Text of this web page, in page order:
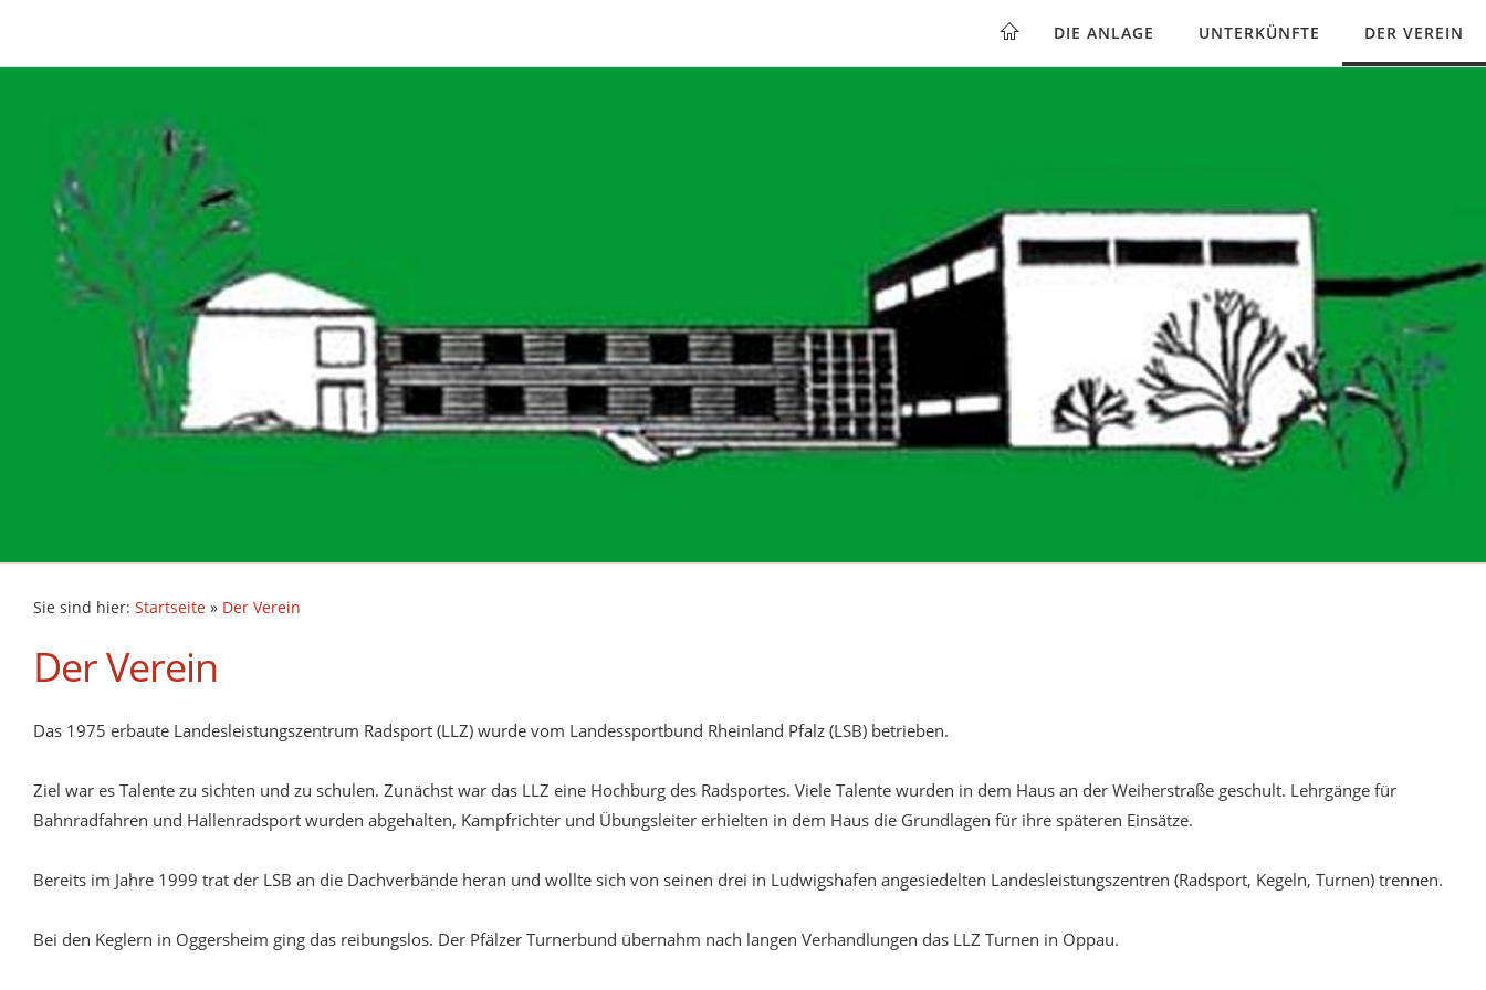
DIE ANLAGE UNTERKÜNFTE DER VEREIN
Sie sind hier: Startseite » Der Verein
Der Verein
Das 1975 erbaute Landesleistungszentrum Radsport (LLZ) wurde vom Landessportbund Rheinland Pfalz (LSB) betrieben.
Ziel war es Talente zu sichten und zu schulen. Zunächst war das LLZ eine Hochburg des Radsportes. Viele Talente wurden in dem Haus an der Weiherstraße geschult. Lehrgänge für
Bahnradfahren und Hallenradsport wurden abgehalten, Kampfrichter und Übungsleiter erhielten in dem Haus die Grundlagen für ihre späteren Einsätze.
Bereits im Jahre 1999 trat der LSB an die Dachverbände heran und wollte sich von seinen drei in Ludwigshafen angesiedelten Landesleistungszentren (Radsport, Kegeln, Turnen) trennen.
Bei den Keglern in Oggersheim ging das reibungslos. Der Pfälzer Turnerbund übernahm nach langen Verhandlungen das LLZ Turnen in Oppau.